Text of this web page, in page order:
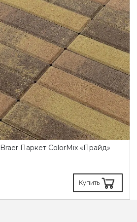
Паркет ColorMix «Прайд»
Купить